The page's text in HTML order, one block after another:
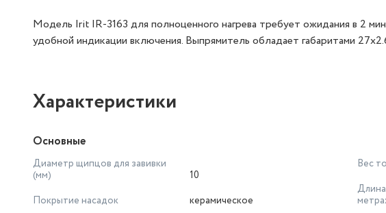
Модель Irit IR-3163 для полноценного нагрева требует ожидания в 2
удобной индикации включения. Выпрямитель обладает габаритами
Характеристики
Основные
Диаметр щипцов для завивки
(мм)
10
Покрытие насадок
керамическое
Вес
Длина